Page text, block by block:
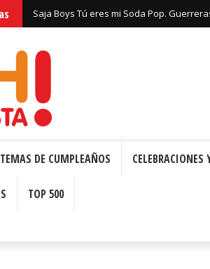
Saja Boys Tú eres mi Soda Pop.
TEMAS DE CUMPLEAÑOS CELEBRACIONES
TOP 500